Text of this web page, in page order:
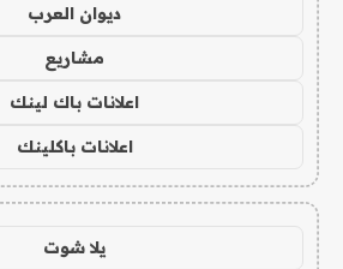
ديوان العرب
مشاريع
اعلانات باك لينك
اعلانات باكلينك
يلا شوت